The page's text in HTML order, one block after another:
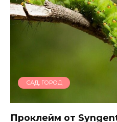
САД, ГОРОД
Проклейм от